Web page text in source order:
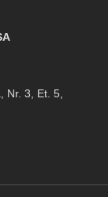
Nr. 3, Et. 5,